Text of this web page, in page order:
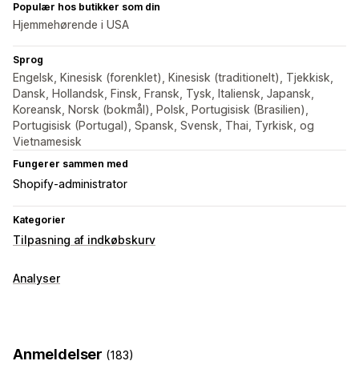
Populær hos butikker som din
Hjemmehørende i USA
Sprog
Engelsk, Kinesisk (forenklet), Kinesisk (traditionelt), Tjekkisk,
Dansk, Hollandsk, Finsk, Fransk, Tysk, Italiensk, Japansk,
Koreansk, Norsk (bokmål), Polsk, Portugisisk (Brasilien),
Portugisisk (Portugal), Spansk, Svensk, Thai, Tyrkisk, og
Vietnamesisk
Fungerer sammen med
Shopify-administrator
Kategorier
Tilpasning af indkøbskurv
Analyser
Anmeldelser (183)